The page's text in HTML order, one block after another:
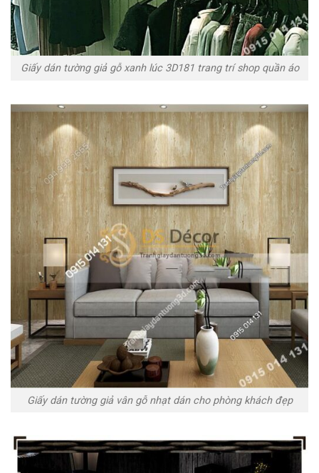
Giấy dán tường giả gỗ xanh lúc 3D181 trang trí shop quần áo
Giấy dán tường giả vân gỗ nhạt dán cho phòng khách đẹp